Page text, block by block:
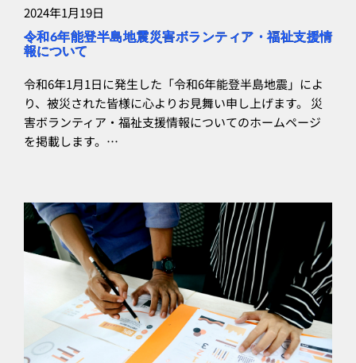
2024年1月19日
令和6年能登半島地震災害ボランティア・福祉支援情
報について
令和6年1月1日に発生した「令和6年能登半島地震」によ
り、被災された皆様に心よりお見舞い申し上げます。 災
害ボランティア・福祉支援情報についてのホームページ
を掲載します。…